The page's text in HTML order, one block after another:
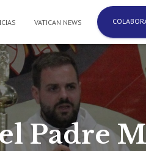
VATICAN NEWS
Padre